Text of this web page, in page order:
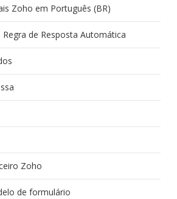
Zoho em Português (BR)
de Resposta Automática
Zoho
de formulário